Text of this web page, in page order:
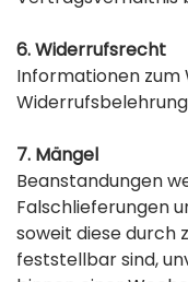
6. Widerrufsrecht
Informationen zum
7. Mängel
Beanstandungen
Falschlieferungen
soweit diese durch
feststellbar sind,